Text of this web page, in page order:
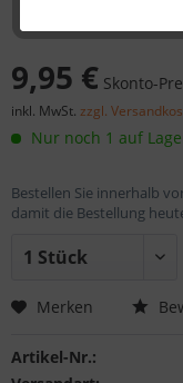
9,95 € Skonto-
inkl. MwSt. zzgl.
Nur noch 1 auf
Bestellen Sie innerhalb
damit die Bestellung
Merken
Artikel-Nr.: